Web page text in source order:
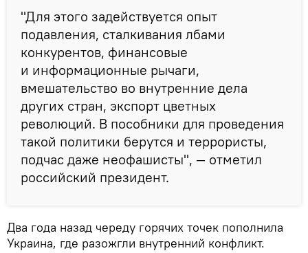
"Для этого задействуется опыт
подавления, сталкивания лбами
конкурентов, финансовые
и информационные рычаги,
вмешательство во внутренние дела
других стран, экспорт цветных
революций. В пособники для проведения
такой политики берутся и террористы,
подчас даже неофашисты", — отметил
российский президент.
Два года назад череду горячих точек пополнила
Украина, где разожгли внутренний конфликт.